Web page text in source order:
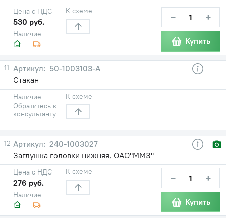
Наличие
Цена с НДС
530 руб.
К схеме − +
Купить
11
50-1003103-А
Стакан
Наличие
Обратитесь к
консультанту
К схеме
12
240-1003027
Заглушка головки нижняя, ОАО"ММЗ"
Наличие
Цена с НДС
276 руб.
К схеме − +
Купить